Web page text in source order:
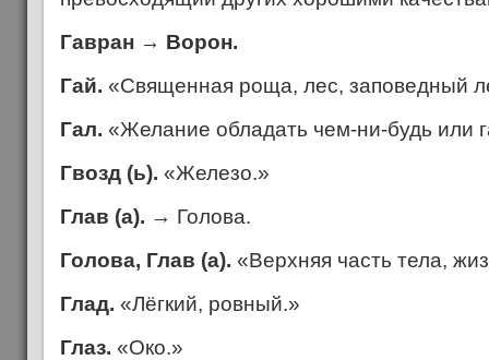
Гавран → Ворон.
Гай. «Священная роща, лес, заповедный
Гал. «Желание обладать чем-ни-будь или
Гвозд (ь). «Железо.»
Глав (а). → Голова.
Голова, Глав (а). «Верхняя часть тела,
Глад. «Лёгкий, ровный.»
Глаз. «Око.»